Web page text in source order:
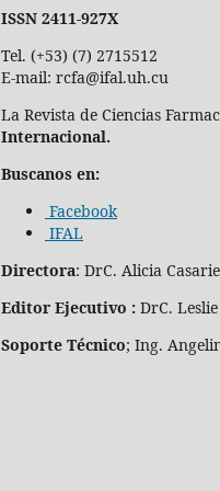
ISSN 2411-927X
Tel. (+53) (7) 2715512
E-mail: rcfa@ifal.uh.cu
La Revista de Ciencias
Internacional.
Buscanos en:
Facebook
IFAL
Directora: DrC. Alicia
Editor Ejecutivo : DrC.
Soporte Técnico; Ing.